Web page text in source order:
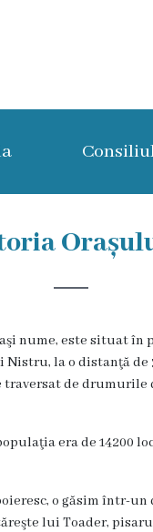
nume, este situat în
la o distanţă de
de
era de 14200
o găsim într-
lui Toader,